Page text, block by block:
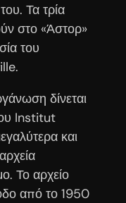
Τα τρία
στο «Άστορ»
του
δίνεται
Institut
και
Το αρχείο
από το 1950